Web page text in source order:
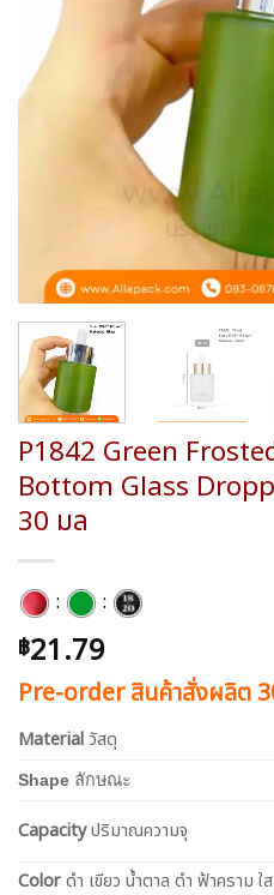
P1842 Green
Bottom Glass
30 มล
: :
฿21.79
Pre-order สินค้าสั่งผลิต
Material วัสดุ
Shape ลักษณะ
Capacityปริมาณความจุ
Colorดำ เขียว น้ำตาล ดำ ฟ้าคราม ใส